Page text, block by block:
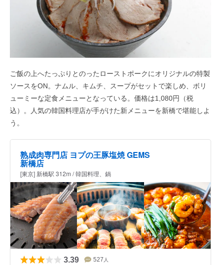
ご飯の上へたっぷりとのったローストポークにオリジナルの特製
ソースをON。ナムル、キムチ、スープがセットで楽しめ、ボリ
ューミーな定食メニューとなっている。価格は1,080円（税
込）。人気の韓国料理店が手がけた新メニューを新橋で堪能しよ
う。
熟成肉専門店 ヨプの王豚塩焼 GEMS
新橋店
[東京] 新橋駅 312m / 韓国料理、鍋
3.39 527 人